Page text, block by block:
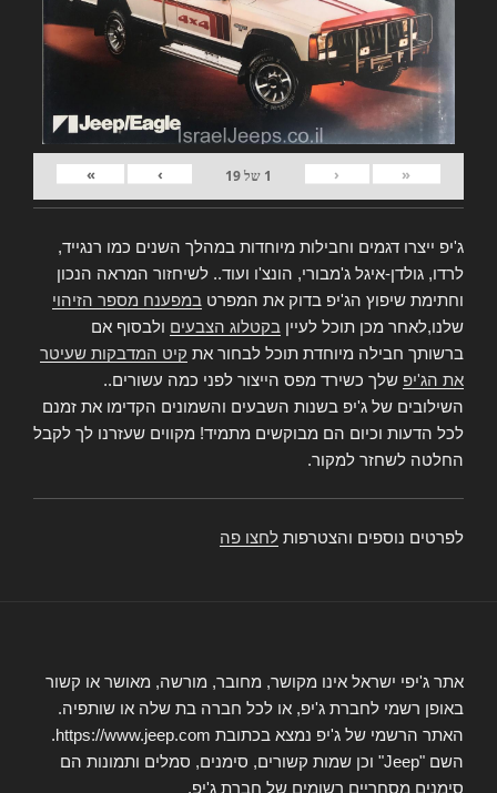
«
‹
1 של19
›
»
ג'יפ ייצרו דגמים וחבילות מיוחדות במהלך השנים כמו רנגייד,
לרדו, גולדן-איגל ג'מבורי, הונצ'ו ועוד.. לשיחזור המראה הנכון
וחתימת שיפוץ הג'יפ בדוק את המפרט במפענח מספר הזיהוי
שלנו,לאחר מכן תוכל לעיין בקטלוג הצבעים ולבסוף אם
ברשותך חבילה מיוחדת תוכל לבחור את קיט המדבקות שעיטר
את הג'יפ שלך כשירד מפס הייצור לפני כמה עשורים..
השילובים של ג'יפ בשנות השבעים והשמונים הקדימו את זמנם
לכל הדעות וכיום הם מבוקשים מתמיד! מקווים שעזרנו לך לקבל
החלטה לשחזר למקור.
לפרטים נוספים והצטרפות לחצו פה
אתר ג'יפי ישראל אינו מקושר, מחובר, מורשה, מאושר או קשור
באופן רשמי לחברת ג'יפ, או לכל חברה בת שלה או שותפיה.
האתר הרשמי של ג'יפ נמצא בכתובת https://www.jeep.com.
השם "Jeep" וכן שמות קשורים, סימנים, סמלים ותמונות הם
סימנים מסחריים רשומים של חברת ג'יפ.